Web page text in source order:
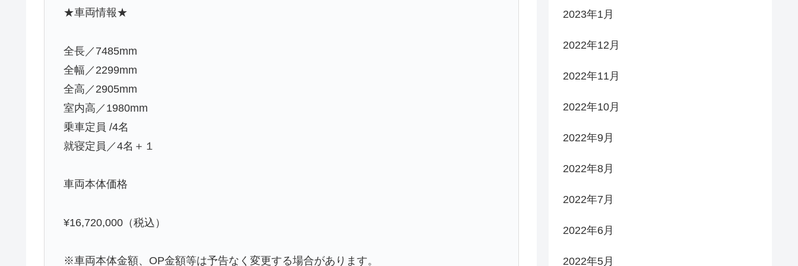
★車両情報★
全長／7485mm
全幅／2299mm
全高／2905mm
室内高／1980mm
乗車定員 /4名
就寝定員／4名＋１
車両本体価格
¥16,720,000（税込）
※車両本体金額、OP金額等は予告なく変更する場合があります。
2023年1月
2022年12月
2022年11月
2022年10月
2022年9月
2022年8月
2022年7月
2022年6月
2022年5月